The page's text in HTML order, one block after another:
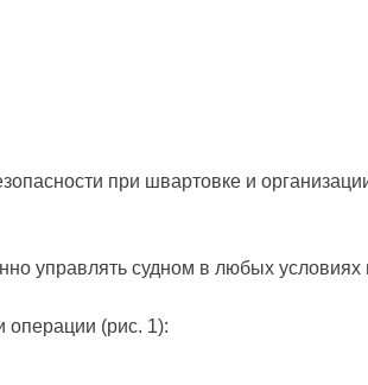
при швартовке и
управлять судном в любых
операции (рис. 1):